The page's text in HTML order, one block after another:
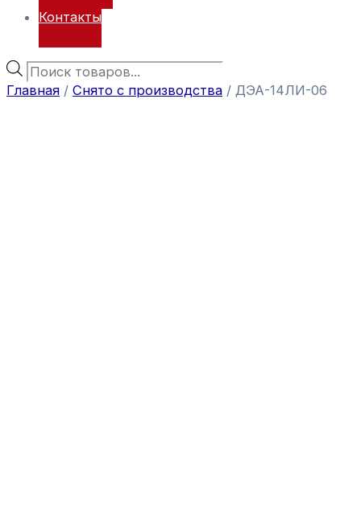
Контакты
Главная / Снято с производства / ДЭА-14ЛИ-06